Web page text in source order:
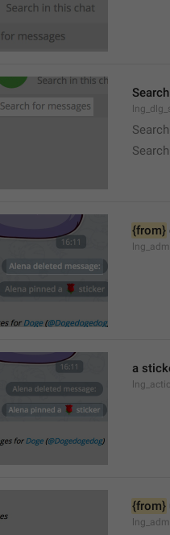
{from}
a
{from}